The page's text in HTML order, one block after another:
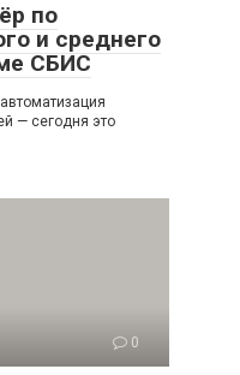
по
и среднего
СБИС
— сегодня это
0